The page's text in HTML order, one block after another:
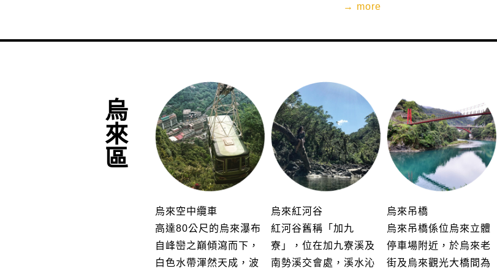
→ more
烏來區
烏來空中纜車
高達80公尺的烏來瀑布
自峰巒之巔傾瀉而下，
白色水帶渾然天成，波
烏來紅河谷
紅河谷舊稱「加九
寮」，位在加九寮溪及
南勢溪交會處，溪水沁
烏來吊橋
烏來吊橋係位烏來立體
停車場附近，於烏來老
街及烏來觀光大橋間為